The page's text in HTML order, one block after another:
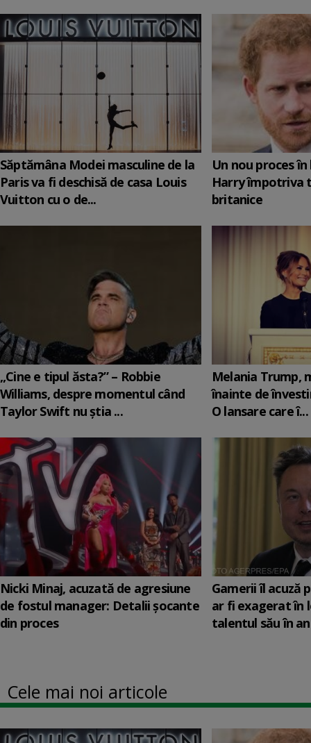
Săptămâna Modei masculine de la
Paris va fi deschisă de casa Louis
Vuitton cu o de...
Un nou proces
Harry împotriva
britanice
„Cine e tipul ăsta?” – Robbie
Williams, despre momentul când
Taylor Swift nu știa ...
Melania Trump,
înainte de
O lansare care î...
Nicki Minaj, acuzată de agresiune
de fostul manager: Detalii șocante
din proces
Gamerii îl acuză
ar fi exagerat în
talentul său în
Cele mai noi articole